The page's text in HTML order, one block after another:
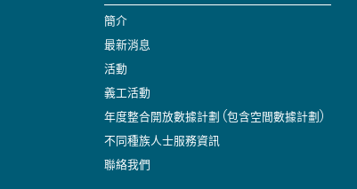
簡介
最新消息
活動
義工活動
年度整合開放數據計劃 (包含空間數據計劃)
不同種族人士服務資訊
聯絡我們